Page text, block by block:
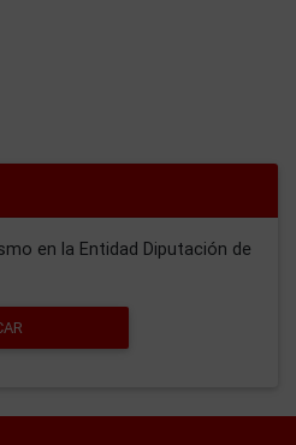
en la Entidad Diputación de